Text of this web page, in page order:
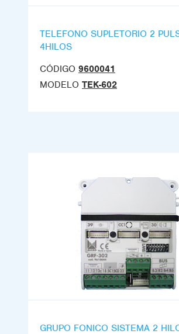
TELEFONO SUPLETORIO 2
4HILOS
CÓDIGO 9600041
MODELO TEK-602
GRUPO FONICO SISTEMA 2